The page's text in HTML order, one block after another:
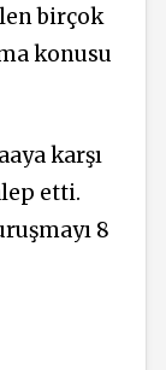
birçok
konusu
karşı
etti.
8